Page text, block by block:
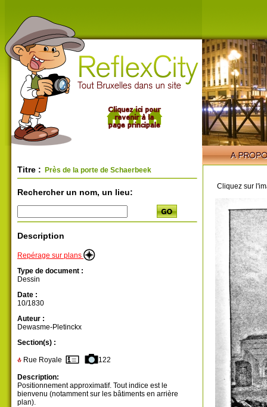
Titre : Près de la porte de Schaerbeek
Rechercher un nom, un lieu:
Description
Repérage sur plans
Type de document :
Dessin
Date :
10/1830
Auteur :
Dewasme-Pletinckx
Section(s) :
Rue Royale 122
Description:
Positionnement approximatif. Tout indice est le
bienvenu (notamment sur les bâtiments en arrière
plan).
Cliquez sur